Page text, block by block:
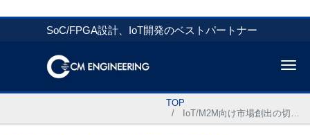
SoC/FPGA設計、IoT開発のベストパートナー
TOP
IoT/M2M向け市場創出の切り札！IEEE802.11ah PHY baseband IPの開発を完了